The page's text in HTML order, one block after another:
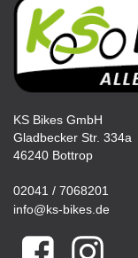
KS Bikes GmbH
Gladbecker Str. 334a
46240 Bottrop
02041 / 7068201
info@ks-bikes.de